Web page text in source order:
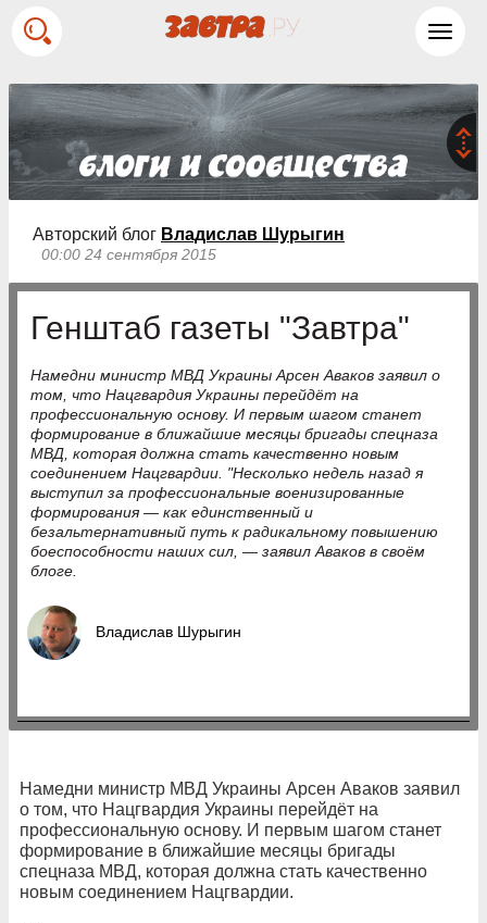
Авторский блог Владислав Шурыгин
00:00 24 сентября 2015
Генштаб газеты "Завтра"
Намедни министр МВД Украины Арсен Аваков заявил о
том, что Нацгвардия Украины перейдёт на
профессиональную основу. И первым шагом станет
формирование в ближайшие месяцы бригады спецназа
МВД, которая должна стать качественно новым
соединением Нацгвардии. "Несколько недель назад я
выступил за профессиональные военизированные
формирования — как единственный и
безальтернативный путь к радикальному повышению
боеспособности наших сил, — заявил Аваков в своём
блоге.
Владислав Шурыгин
Намедни министр МВД Украины Арсен Аваков заявил
о том, что Нацгвардия Украины перейдёт на
профессиональную основу. И первым шагом станет
формирование в ближайшие месяцы бригады
спецназа МВД, которая должна стать качественно
новым соединением Нацгвардии.